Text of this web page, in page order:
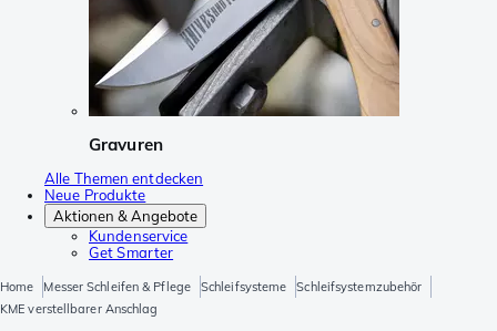
Gravuren
Alle Themen entdecken
Neue Produkte
Aktionen & Angebote
Kundenservice
Get Smarter
Home Messer Schleifen & Pflege Schleifsysteme
Schleifsystemzubehör
KME verstellbarer Anschlag